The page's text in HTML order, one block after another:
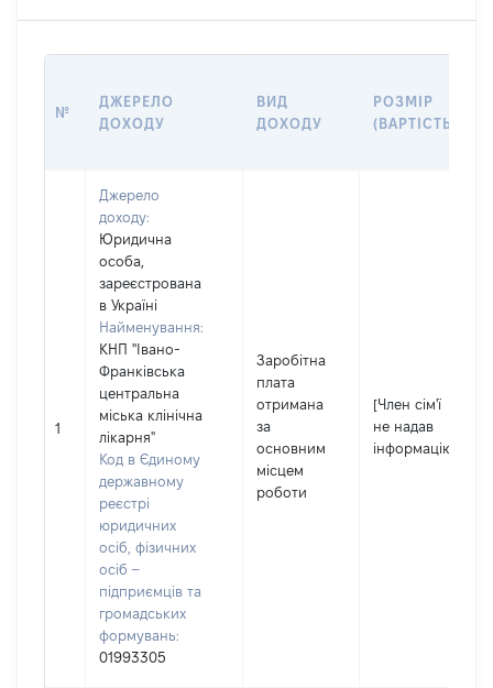
№
ДЖЕРЕЛО
ДОХОДУ
ВИД
ДОХОДУ
РОЗМІР
(ВАРТІСТЬ)
1
Джерело
доходу:
Юридична
особа,
зареєстрована
в Україні
Найменування:
КНП "Івано-
Франківська
центральна
міська клінічна
лікарня"
Код в Єдиному
державному
реєстрі
юридичних
осіб, фізичних
осіб –
підприємців та
громадських
формувань:
01993305
Заробітна
плата
отримана
за
основним
місцем
роботи
[Член сім'ї
не надав
інформацію]